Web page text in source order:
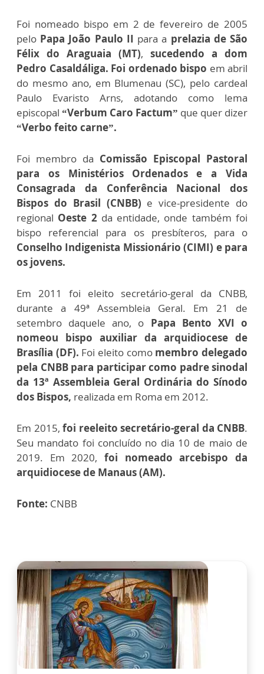
Foi nomeado bispo em 2 de fevereiro de 2005
pelo Papa João Paulo II para a prelazia de São
Félix do Araguaia (MT), sucedendo a dom
Pedro Casaldáliga. Foi ordenado bispo em abril
do mesmo ano, em Blumenau (SC), pelo cardeal
Paulo Evaristo Arns, adotando como lema
episcopal “Verbum Caro Factum” que quer dizer
“Verbo feito carne”.
Foi membro da Comissão Episcopal Pastoral
para os Ministérios Ordenados
e a Vida
Consagrada da Conferência Nacional dos
Bispos do Brasil (CNBB) e vice-presidente do
regional Oeste 2 da entidade, onde também foi
bispo referencial para os presbíteros, para o
Conselho Indigenista Missionário (CIMI) e para
os jovens.
Em 2011 foi eleito secretário-geral da CNBB,
durante a 49ª Assembleia Geral. Em 21 de
setembro daquele ano, o Papa Bento XVI o
nomeou bispo auxiliar da arquidiocese de
Brasília (DF). Foi eleito como membro delegado
pela CNBB para participar como padre sinodal
da 13ª Assembleia Geral Ordinária do Sínodo
dos Bispos, realizada em Roma em 2012.
Em 2015, foi reeleito secretário-geral da CNBB.
Seu mandato foi concluído no dia 10 de maio de
2019. Em 2020, foi nomeado arcebispo da
arquidiocese de Manaus (AM).
Fonte: CNBB